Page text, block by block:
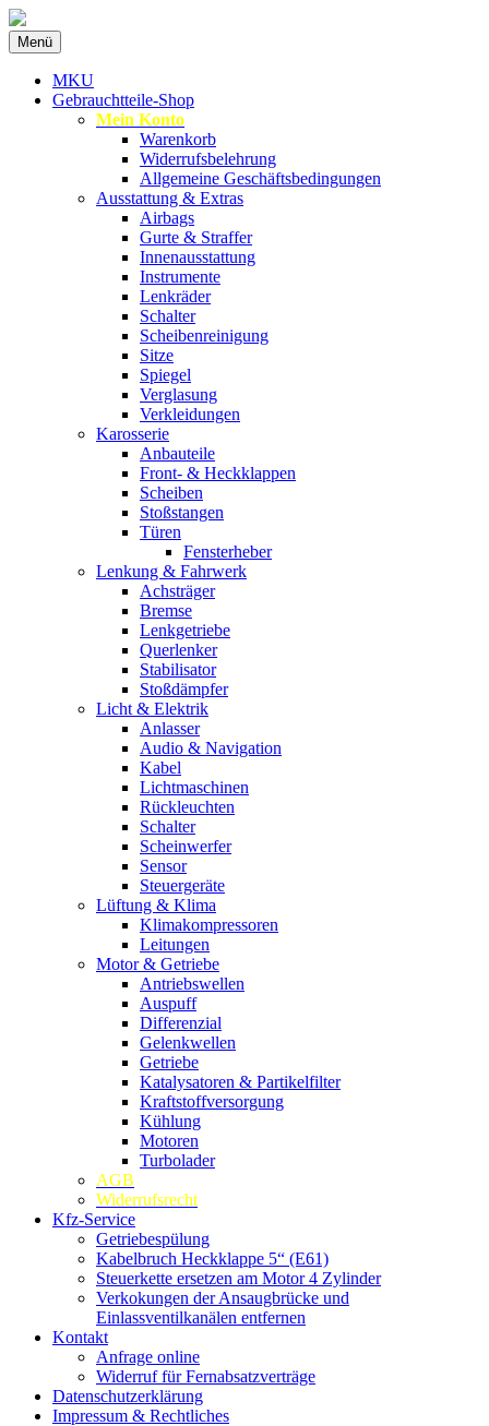
MKU Autoteile
Ersatzteile
Menü Zum
Inhalt
springen
MKU
Gebrauchtteile-Shop
Mein Konto
Warenkorb
Widerrufsbelehrung
Allgemeine Geschäftsbedingungen
Ausstattung & Extras
Airbags
Gurte & Straffer
Innenausstattung
Instrumente
Lenkräder
Schalter
Scheibenreinigung
Sitze
Spiegel
Verglasung
Verkleidungen
Karosserie
Anbauteile
Front- & Heckklappen
Scheiben
Stoßstangen
Türen
Fensterheber
Lenkung & Fahrwerk
Achsträger
Bremse
Lenkgetriebe
Querlenker
Stabilisator
Stoßdämpfer
Licht & Elektrik
Anlasser
Audio & Navigation
Kabel
Lichtmaschinen
Rückleuchten
Schalter
Scheinwerfer
Sensor
Steuergeräte
Lüftung & Klima
Klimakompressoren
Leitungen
Motor & Getriebe
Antriebswellen
Auspuff
Differenzial
Gelenkwellen
Getriebe
Katalysatoren & Partikelfilter
Kraftstoffversorgung
Kühlung
Motoren
Turbolader
AGB
Widerrufsrecht
Kfz-Service
Getriebespülung
Kabelbruch Heckklappe 5“ (E61)
Steuerkette ersetzen am Motor 4 Zylinder
Verkokungen der Ansaugbrücke und
Einlassventilkanälen entfernen
Kontakt
Anfrage online
Widerruf für Fernabsatzverträge
Datenschutzerklärung
Impressum & Rechtliches